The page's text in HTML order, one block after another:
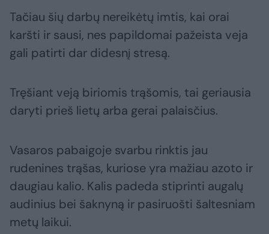
Tačiau šių darbų nereikėtų imtis, kai orai
karšti ir sausi, nes papildomai pažeista veja
gali patirti dar didesnį stresą.
Tręšiant veją biriomis trąšomis, tai geriausia
daryti prieš lietų arba gerai palaisčius.
Vasaros pabaigoje svarbu rinktis jau
rudenines trąšas, kuriose yra mažiau azoto ir
daugiau kalio. Kalis padeda stiprinti augalų
audinius bei šaknyną ir pasiruošti šaltesniam
metų laikui.